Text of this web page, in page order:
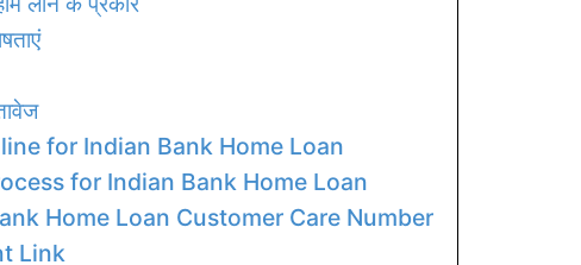
for Indian Bank Home Loan
for Indian Bank Home Loan
Home Loan Customer Care Number
Link